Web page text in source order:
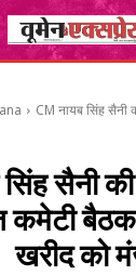
CM नायब सिंह सैनी
सैनी की
कमेटी
खरीद को